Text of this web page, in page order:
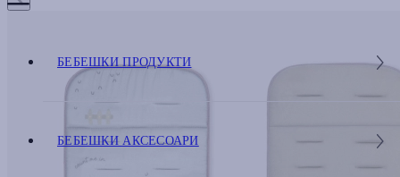
БЕБЕШКИ ПРОДУКТИ
БЕБЕШКИ АКСЕСОАРИ